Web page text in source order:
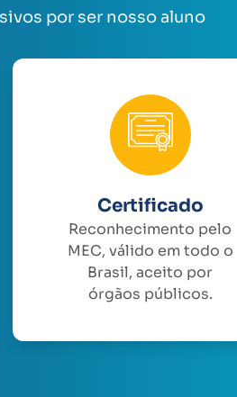
por ser nosso aluno
Certificado
Reconhecimento pelo
MEC, válido em todo o
Brasil, aceito por
órgãos públicos.